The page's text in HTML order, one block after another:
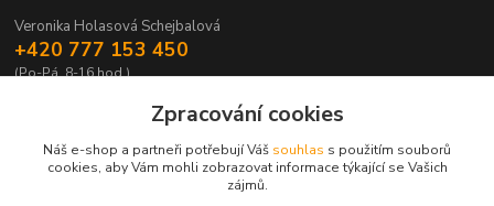
Veronika Holasová Schejbalová
+420 777 153 450
(Po-Pá, 8-16 hod.)
eshop@aidina.czZpracování cookies
Náš e-shop a partneři potřebují Váš souhlas s použitím souborů
cookies, aby Vám mohli zobrazovat informace týkající se Vašich
zájmů.